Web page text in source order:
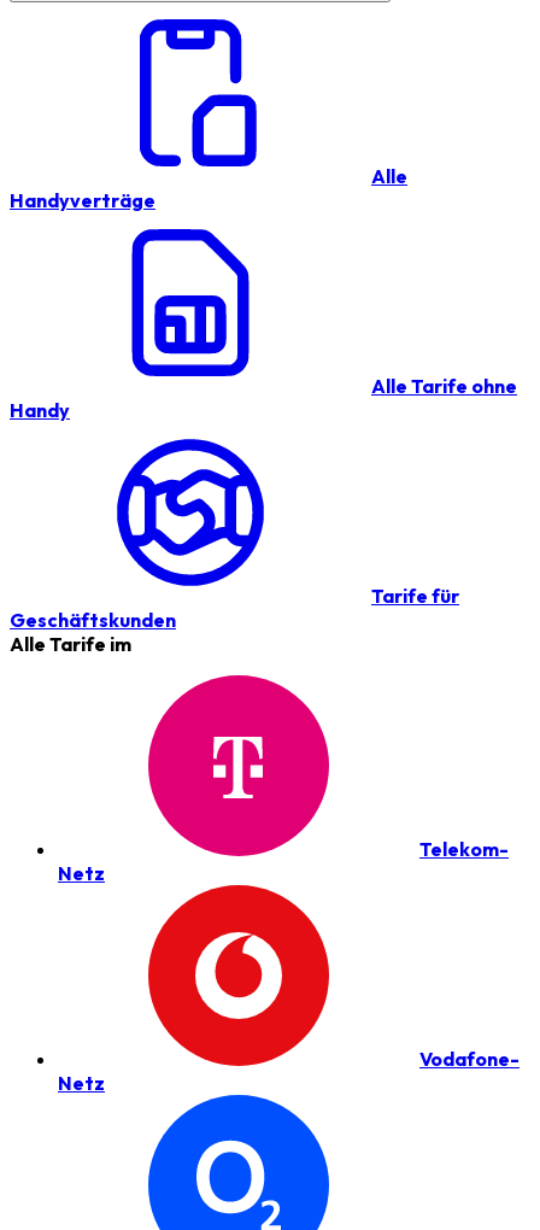
Alle
Handyverträge
Alle Tarife ohne
Handy
Tarife für
Geschäftskunden
Alle Tarife im
Telekom-
Netz
Vodafone-
Netz